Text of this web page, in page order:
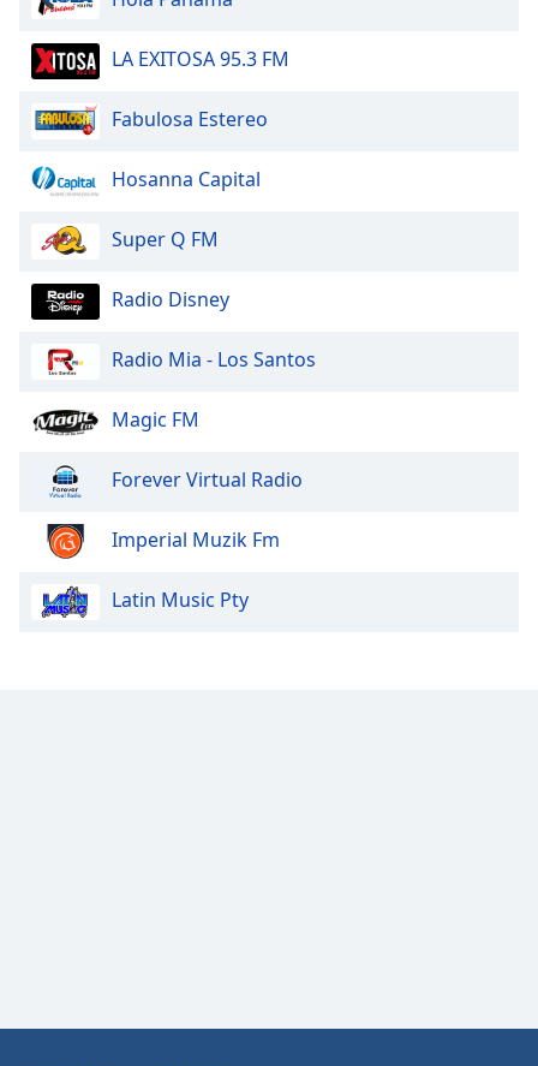
dialog
window.
Escape
cancel
and
Text
Color
Opacity
Color
Opacity
LA EXITOSA 95.3 FM
Fabulosa Estereo
Hosanna Capital
Super Q FM
Radio Disney
Radio Mia - Los Santos
Magic FM
Forever Virtual Radio
Imperial Muzik Fm
Latin Music Pty